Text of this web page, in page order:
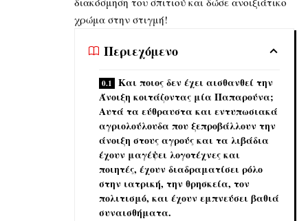
χρώμα στην στιγμή!
Περιεχόμενο
Και ποιος δεν έχει αισθανθεί την
Άνοιξη κοιτάζοντας μία Παπαρούνα;
Αυτά τα εύθραυστα και εντυπωσιακά
αγριολούλουδα που ξεπροβάλλουν την
άνοιξη στους αγρούς και τα λιβάδια
έχουν μαγέψει λογοτέχνες και
ποιητές, έχουν διαδραματίσει ρόλο
στην ιατρική, την θρησκεία, τον
πολιτισμό, και έχουν εμπνεύσει βαθιά
συναισθήματα.